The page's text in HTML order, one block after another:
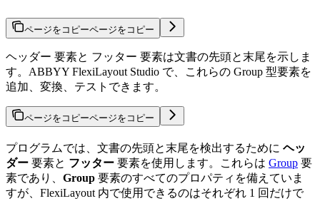
ページをコピーページをコピー
ヘッダー 要素と フッター 要素は文書の先頭と末尾を示しま
す。ABBYY FlexiLayout Studio で、これらの Group 型要素を
追加、変換、テストできます。
ページをコピーページをコピー
プログラムでは、文書の先頭と末尾を検出するために ヘッ
ダー 要素と フッター 要素を使用します。これらは Group 要
素であり、 Group 要素のすべてのプロパティを備えていま
すが、FlexiLayout 内で使用できるのはそれぞれ 1 回だけで